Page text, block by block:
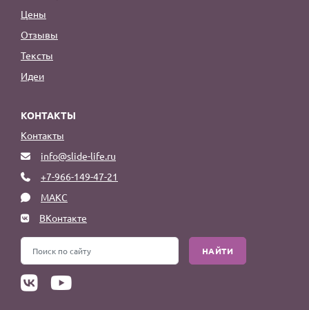
Цены
Отзывы
Тексты
Идеи
КОНТАКТЫ
Контакты
info@slide-life.ru
+7-966-149-47-21
МАКС
ВКонтакте
НАЙТИ